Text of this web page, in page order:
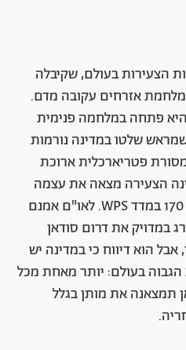
הצעירות בעולם, שקיבלה
ב-2011 לאחר מלחמת אזרחים עקובה מדם.
לאחר מכן, ב-2013, היא פתחה במלחמה פנימית
שלטו במדינה נורמות
פטריארכלית ארוכת
הצעירה מצאה את עצמה
מדורגת במקום ה-165 מתוך 170 במדד WPS. לאו"ם אמנם
במדויק את דרום סודאן
אבל הוא דיווח כי במדינה יש
בעולם: יותר מאחת מכל
תמצאנה את מותן בגלל